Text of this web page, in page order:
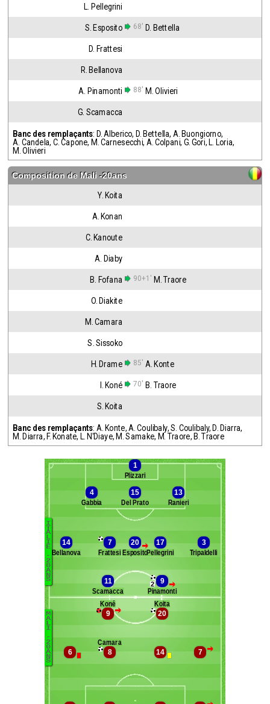
L. Pellegrini
S. Esposito 68' D. Bettella
D. Frattesi
R. Bellanova
A. Pinamonti 88' M. Olivieri
G. Scamacca
Banc des remplaçants: D. Alberico, D. Bettella, A. Buongiorno,
A. Candela, C. Capone, M. Carnesecchi, A. Colpani, G. Gori, L. Loria,
M. Olivieri
Composition de Mali -20ans
Y. Koita
A. Konan
C. Kanoute
A. Diaby
B. Fofana 90+1' M. Traore
O. Diakite
M. Camara
S. Sissoko
H. Drame 85' A. Konte
I. Koné 70' B. Traore
S. Koita
Banc des remplaçants: A. Konte, A. Coulibaly,S. Coulibaly, D. Diarra,
M. Diarra, F. Konate, L. N'Diaye, M. Samake, M. Traore, B. Traore